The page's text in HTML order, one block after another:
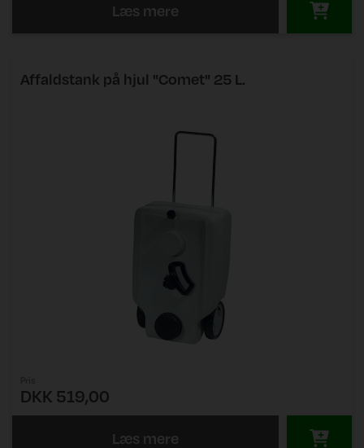
Læs mere
Affaldstank på hjul "Comet" 25 L.
DKK 519,00
Læs mere